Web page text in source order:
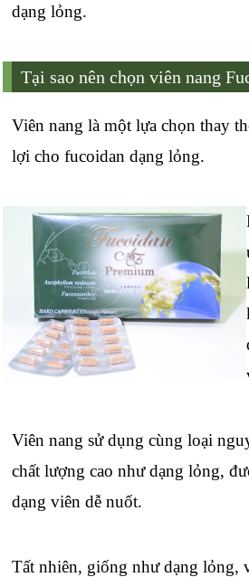
dạng lỏng.
Tại sao nên chọn viên nang
Viên nang là một lựa chọn thay
lợi cho fucoidan dạng lỏng.
Viên nang sử dụng cùng loại
chất lượng cao như dạng lỏng,
dạng viên dễ nuốt.
Tất nhiên, giống như dạng lỏng,